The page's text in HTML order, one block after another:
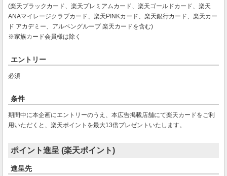
(楽天ブラックカード、楽天プレミアムカード、楽天ゴールドカード、楽天
ANAマイレージクラブカード、楽天PINKカード、楽天銀行カード、楽天カー
ド アカデミー、アルペングループ 楽天カードを含む)
※家族カード会員様は除く
エントリー
必須
条件
期間中に本企画にエントリーのうえ、本広告掲載店舗にて楽天カードをご利
用いただくと、楽天ポイントを最大13倍プレゼントいたします。
ポイント進呈 (楽天ポイント)
進呈先